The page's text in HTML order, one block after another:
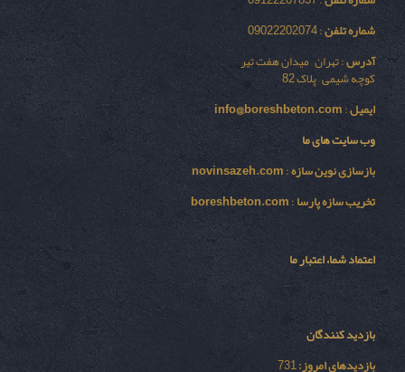
شماره تلفن: 09022202074
آدرس: تهران – میدان هفت تیر
کوچه شیمی – پلاک 82
ایمیل:
info@boreshbeton.com
وب سایت های ما
بازسازی نوين سازه:
novinsazeh.com
تخریب سازه پارسا:
boreshbeton.com
اعتماد شما، اعتبار ما
بازدید کنندگان
بازدیدهای امروز:731